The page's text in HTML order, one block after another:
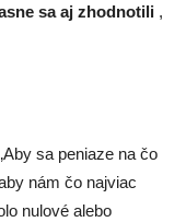
sa aj zhodnotili ,
sa peniaze na čo
nám čo najviac
nulové alebo